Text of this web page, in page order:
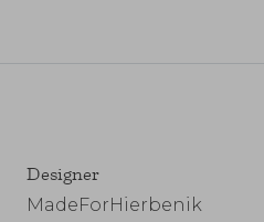
Designer
MadeForHierbenik